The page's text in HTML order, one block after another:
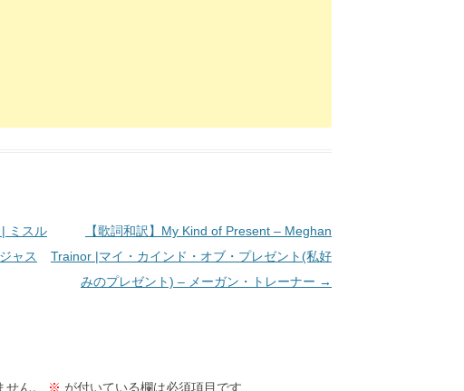
ミスル
ャス
【歌詞和訳】My Kind of Present – Meghan
Trainor |マイ・カインド・オブ・プレゼント(私好
みのプレゼント) – メーガン・トレーナー →
ん。 ※ が付いている欄は必須項目です